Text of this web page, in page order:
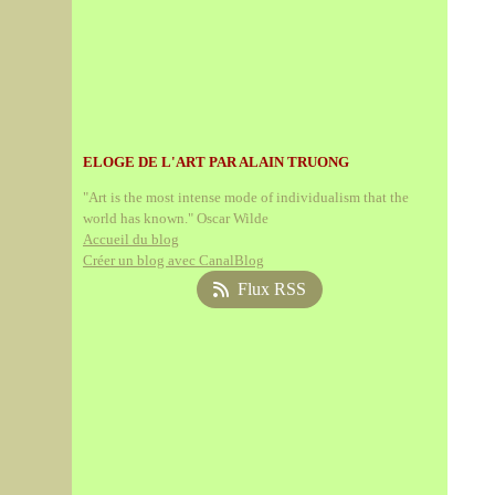
ELOGE DE L'ART PAR ALAIN TRUONG
"Art is the most intense mode of individualism that the
world has known." Oscar Wilde
Accueil du blog
Créer un blog avec CanalBlog
Flux RSS